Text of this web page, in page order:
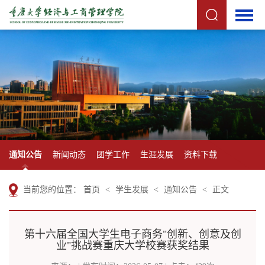
通知公告 新闻动态 团学工作 生涯发展 资料下载
当前您的位置： 首页 < 学生发展 < 通知公告 < 正文
第十六届全国大学生电子商务"创新、创意及创
业"挑战赛重庆大学校赛获奖结果